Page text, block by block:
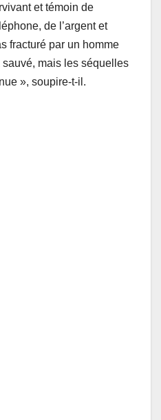
et témoin de
de l’argent et
fracturé par un homme
sauvé, mais les séquelles
», soupire-t-il.